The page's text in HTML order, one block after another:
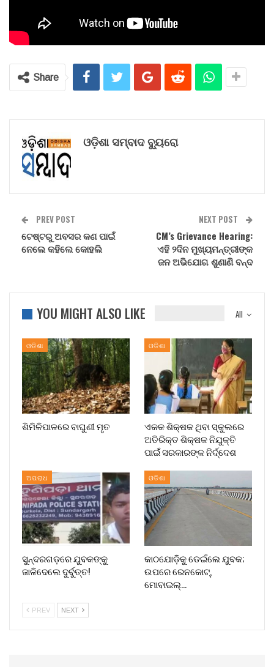
Share
ଓଡ଼ିଶା ସମ୍ବାଦ ବ୍ୟୁରୋ
PREV POST
ଟେଷ୍ଟରୁ ଅବସର କଣ ପାଇଁ
ନେଲେ କହିଲେ କୋହଲି
NEXT POST
CM’s Grievance Hearing:
ଏହି ୨ଦିନ ମୁଖ୍ୟମନ୍ତ୍ରୀଙ୍କ
ଜନ ଅଭିଯୋଗ ଶୁଣାଣି ବନ୍ଦ
All
YOU MIGHT ALSO LIKE
ଓଡିଶା
ଶିମିଳିପାଳରେ ବାଘୁଣୀ ମୃତ
ଓଡିଶା
ଏକକ ଶିକ୍ଷକ ଥିବା ସ୍କୁଲରେ
ଅତିରିକ୍ତ ଶିକ୍ଷକ ନିଯୁକ୍ତି
ପାଇଁ ସରକାରଙ୍କ ନିର୍ଦ୍ଦେଶ
ଅପରାଧ
ସୁନ୍ଦରଗଡ଼ରେ ଯୁବକଙ୍କୁ
ଜାଳିଦେଲେ ଦୁର୍ବୁତ୍ତ!
ଓଡିଶା
କାଠଯୋଡ଼ିକୁ ଡେଇଁଲେ ଯୁବକ;
ଉପରେ ରେନକୋଟ୍,
ମୋବାଇଲ୍…
PREV NEXT